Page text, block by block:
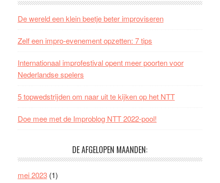
De wereld een klein beetje beter improviseren
Zelf een impro-evenement opzetten: 7 tips
Internationaal improfestival opent meer poorten voor
Nederlandse spelers
5 topwedstrijden om naar uit te kijken op het NTT
Doe mee met de Improblog NTT 2022-pool!
DE AFGELOPEN MAANDEN:
mei 2023(1)